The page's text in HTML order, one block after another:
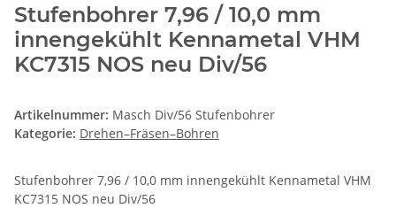
Stufenbohrer 7,96 / 10,0 mm
innengekühlt Kennametal VHM
KC7315 NOS neu Div/56
Artikelnummer: Masch Div/56 Stufenbohrer
Kategorie: Drehen–Fräsen–Bohren
Stufenbohrer 7,96 / 10,0 mm innengekühlt Kennametal VHM
KC7315 NOS neu Div/56